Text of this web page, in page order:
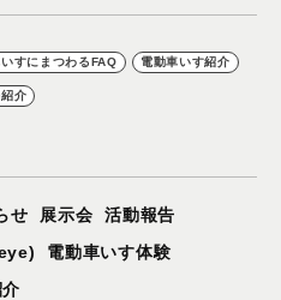
すにまつわるFAQ 電動車いす紹介
介
せ 展示会
活動報告
電動車いす体験